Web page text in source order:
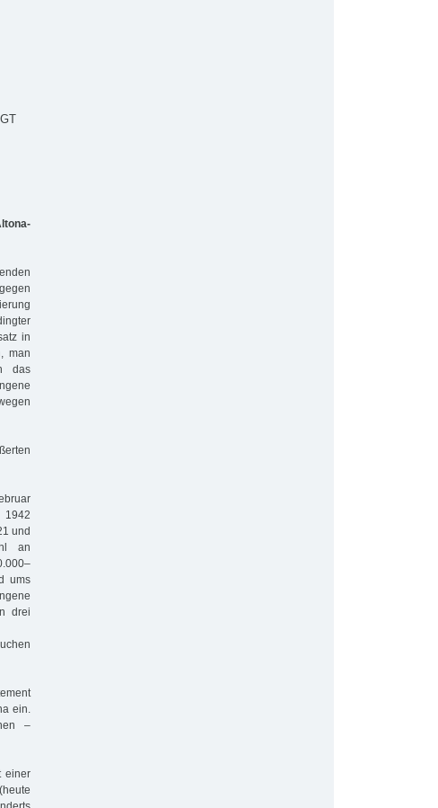
in
man
das
und
an
ums
drei
ein.
–
einer